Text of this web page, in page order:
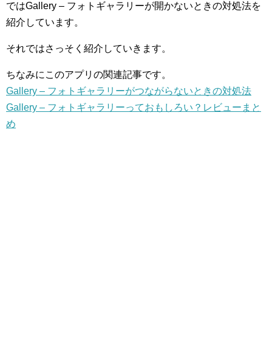
ではGallery – フォトギャラリーが開かないときの対処法を
紹介しています。
それではさっそく紹介していきます。
ちなみにこのアプリの関連記事です。
Gallery – フォトギャラリーがつながらないときの対処法
Gallery – フォトギャラリーっておもしろい？レビューまと
め